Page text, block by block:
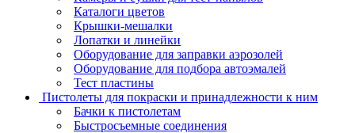
Каталоги цветов
Крышки-мешалки
Лопатки и линейки
Оборудование для заправки аэрозолей
Оборудование для подбора автоэмалей
Тест пластины
Пистолеты для покраски и принадлежности к ним
Бачки к пистолетам
Быстросъемные соединения